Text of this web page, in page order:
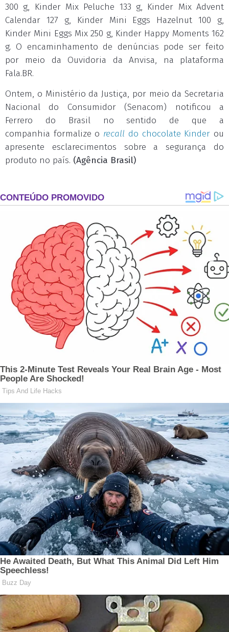
300 g, Kinder Mix Peluche 133 g, Kinder Mix Advent
Calendar 127 g, Kinder Mini Eggs Hazelnut 100 g,
Kinder Mini Eggs Mix 250 g, Kinder Happy Moments 162
g. O encaminhamento de denúncias pode ser feito
por meio da Ouvidoria da Anvisa, na plataforma
Fala.BR.
Ontem, o Ministério da Justiça, por meio da Secretaria
Nacional do Consumidor (Senacom) notificou a
Ferrero do Brasil no sentido de que a
companhia formalize o recall do chocolate Kinder ou
apresente esclarecimentos sobre a segurança do
produto no país. (Agência Brasil)